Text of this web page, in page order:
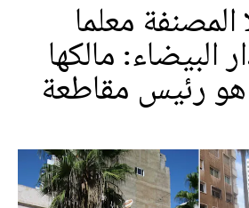
المصنفة معلما
البيضاء: مالكها
هو رئيس مقاطعة